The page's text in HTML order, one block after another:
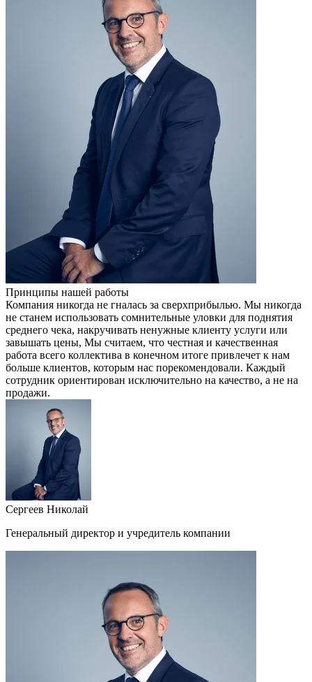
Принципы нашей работы
Компания никогда не гналась за сверхприбылью. Мы никогда
не станем использовать сомнительные уловки для поднятия
среднего чека, накручивать ненужные клиенту услуги или
завышать цены, Мы считаем, что честная и качественная
работа всего коллектива в конечном итоге привлечет к нам
больше клиентов, которым нас порекомендовали. Каждый
сотрудник ориентирован исключительно на качество, а не на
продажи.
Сергеев Николай
Генеральный директор и учредитель компании